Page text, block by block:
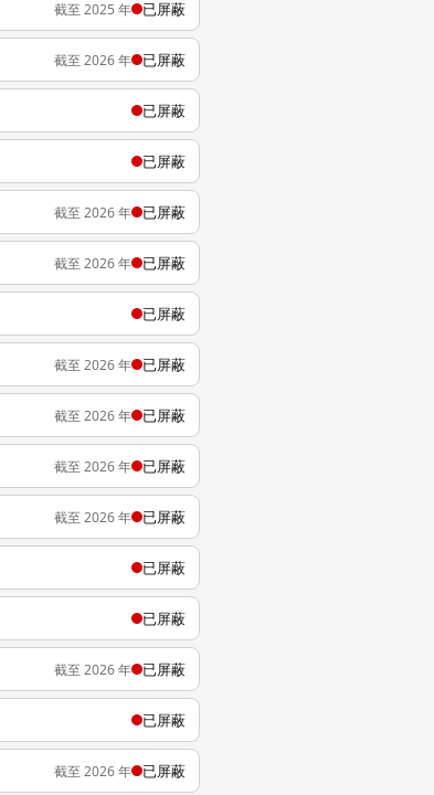
截至 2025 年 已屏蔽
截至 2026 年 已屏蔽
已屏蔽
已屏蔽
截至 2026 年 已屏蔽
截至 2026 年 已屏蔽
已屏蔽
截至 2026 年 已屏蔽
截至 2026 年 已屏蔽
截至 2026 年 已屏蔽
截至 2026 年 已屏蔽
已屏蔽
已屏蔽
截至 2026 年 已屏蔽
已屏蔽
截至 2026 年 已屏蔽